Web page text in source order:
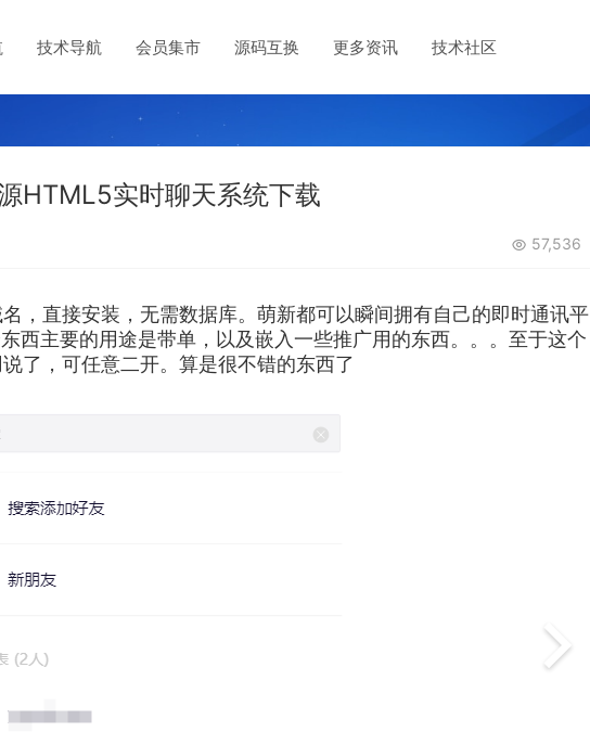
技术导航 会员集市 源码互换 更多资讯 技术社区
HTML5实时聊天系统下载
57,536
，直接安装，无需数据库。萌新都可以瞬间拥有自己的即时通讯平
西主要的用途是带单，以及嵌入一些推广用的东西。。。至于这个
了，可任意二开。算是很不错的东西了